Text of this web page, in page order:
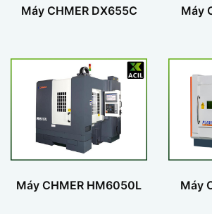
Máy CHMER DX655C Máy
Máy CHMER HM6050L Máy